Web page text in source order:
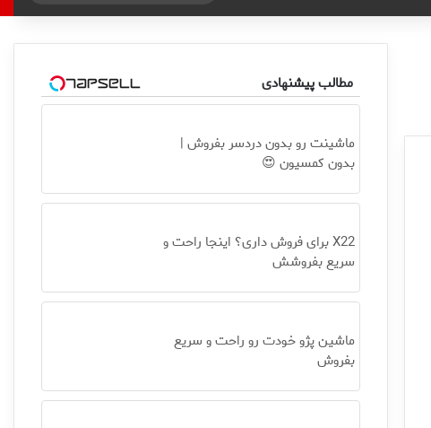
برای
مطالب پیشنهادی
ماشینت رو بدون دردسر بفروش |
بدون کمسیون 😍
X22 برای فروش داری؟ اینجا راحت و
سریع بفروشش
ماشین پژو خودت رو راحت و سریع
بفروش